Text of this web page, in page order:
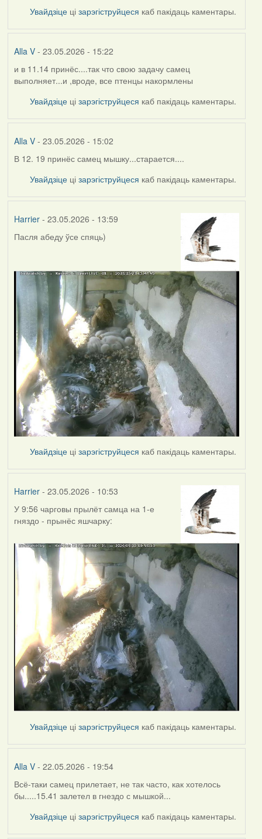
Увайдзіце цізарэгіструйцеся каб пакідаць каментары.
Alla V- 23.05.2026 - 15:22
и в 11.14 принёс....так что свою задачу самец
выполняет...и ,вроде, все птенцы накормлены
Увайдзіце цізарэгіструйцеся каб пакідаць каментары.
Alla V- 23.05.2026 - 15:02
В 12. 19 принёс самец мышку...старается....
Увайдзіце цізарэгіструйцеся каб пакідаць каментары.
Harrier- 23.05.2026 - 13:59
Пасля абеду ўсе спяць)
Увайдзіце цізарэгіструйцеся каб пакідаць каментары.
Harrier- 23.05.2026 - 10:53
У 9:56 чарговы прылёт самца на 1-е
гняздо - прынёс яшчарку:
Увайдзіце цізарэгіструйцеся каб пакідаць каментары.
Alla V- 22.05.2026 - 19:54
Всё-таки самец прилетает, не так часто, как хотелось
бы.....15.41 залетел в гнездо с мышкой...
Увайдзіце цізарэгіструйцеся каб пакідаць каментары.